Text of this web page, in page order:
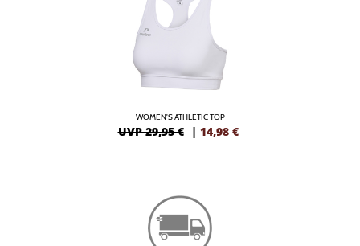
WOMEN'S ATHLETIC TOP
UVP 29,95 € | 14,98 €